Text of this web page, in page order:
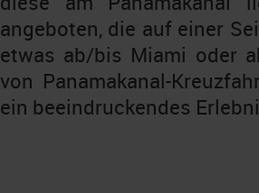
angeboten, die auf einer
etwas ab/bis Miami oder
von Panamakanal-
ein beeindruckendes